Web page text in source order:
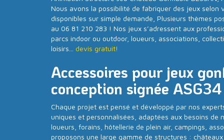
Nous avons la possibilité de fabriquer des jeux selon
disponibles sur simple demande, Plusieurs thèmes
au 06 81 210 283 ! Nos jeux s’adressent aux
parcs indoor ou outdoor, loueurs, associations,
loisirs... devis gratuit!
Accessoires pour jeux
conception signée ASG34
Chaque projet est pensé et développé par nos
uniques et personnalisées, adaptées aux besoins de
loueurs, forains, hôtellerie de plein air, campings,
proposons une large gamme de structures :